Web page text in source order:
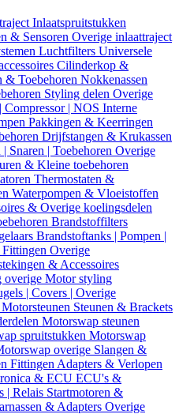
Inlaatspruitstukken
& Sensoren Overige inlaattraject
Luchtfilters Universele
Cilinderkop &
& Toebehoren Nokkenassen
Styling delen Overige
Compressor | NOS Interne
Pakkingen & Keerringen
Drijfstangen & Krukassen
Snaren | Toebehoren Overige
& Kleine toebehoren
Thermostaten &
Waterpompen & Vloeistoffen
& Overige koelingsdelen
Brandstoffilters
Brandstoftanks | Pompen |
Overige
& Accessoires
overige Motor styling
| Covers | Overige
Motorsteunen Steunen & Brackets
Motorswap steunen
spruitstukken Motorswap
overige Slangen &
Fittingen Adapters & Verlopen
& ECU ECU's &
| Relais Startmotoren &
& Adapters Overige